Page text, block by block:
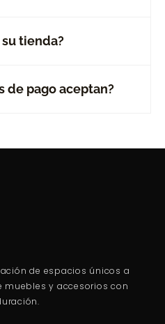
tienda?
de pago aceptan?
de espacios únicos a
y accesorios con